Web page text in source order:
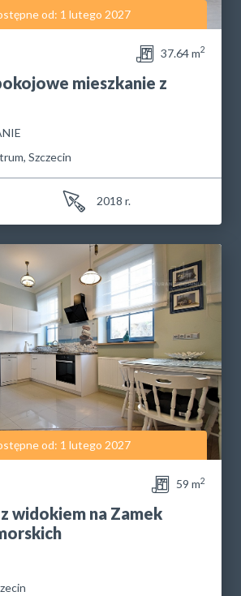
od: 1 lutego 2027
37.64 m2
mieszkanie z
Szczecin
2018 r.
od: 1 lutego 2027
59 m2
widokiem na Zamek